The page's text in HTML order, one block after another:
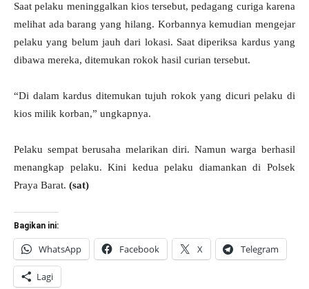
Saat pelaku meninggalkan kios tersebut, pedagang curiga karena
melihat ada barang yang hilang. Korbannya kemudian mengejar
pelaku yang belum jauh dari lokasi. Saat diperiksa kardus yang
dibawa mereka, ditemukan rokok hasil curian tersebut.
“Di dalam kardus ditemukan tujuh rokok yang dicuri pelaku di
kios milik korban,” ungkapnya.
Pelaku sempat berusaha melarikan diri. Namun warga berhasil
menangkap pelaku. Kini kedua pelaku diamankan di Polsek
Praya Barat. (sat)
Bagikan ini:
WhatsApp Facebook X Telegram
Lagi